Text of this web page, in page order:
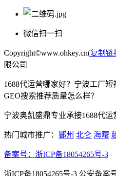
微信扫一扫
Copyright©www.ohkey.cn(复制链
限公司
1688代运营哪家好？宁波工厂短
GEO搜索推荐质量怎么样？
宁波奥凯盛鼎专业承接1688代运
热门城市推广： 鄞州 北仑 海曙
备案号： 浙ICP备18054265号-3
浙ICP备18054265号-3 公安备案号